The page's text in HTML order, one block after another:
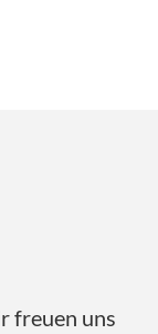
freuen uns